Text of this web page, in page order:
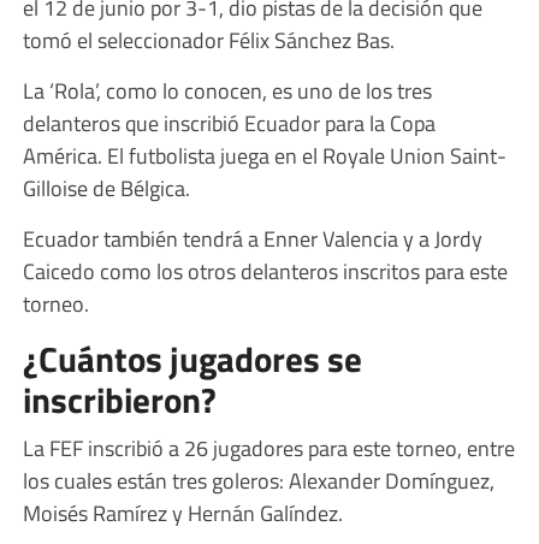
el 12 de junio por 3-1, dio pistas de la decisión que
tomó el seleccionador Félix Sánchez Bas.
La ‘Rola’, como lo conocen, es uno de los tres
delanteros que inscribió Ecuador para la Copa
América. El futbolista juega en el Royale Union Saint-
Gilloise de Bélgica.
Ecuador también tendrá a Enner Valencia y a Jordy
Caicedo como los otros delanteros inscritos para este
torneo.
¿Cuántos jugadores se
inscribieron?
La FEF inscribió a 26 jugadores para este torneo, entre
los cuales están tres goleros: Alexander Domínguez,
Moisés Ramírez y Hernán Galíndez.